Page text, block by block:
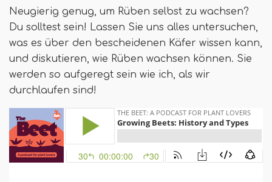
Neugierig genug, um Rüben selbst zu wachsen?
Du solltest sein! Lassen Sie uns alles untersuchen,
was es über den bescheidenen Käfer wissen kann,
und diskutieren, wie Rüben wachsen können. Sie
werden so aufgeregt sein wie ich, als wir
durchlaufen sind!